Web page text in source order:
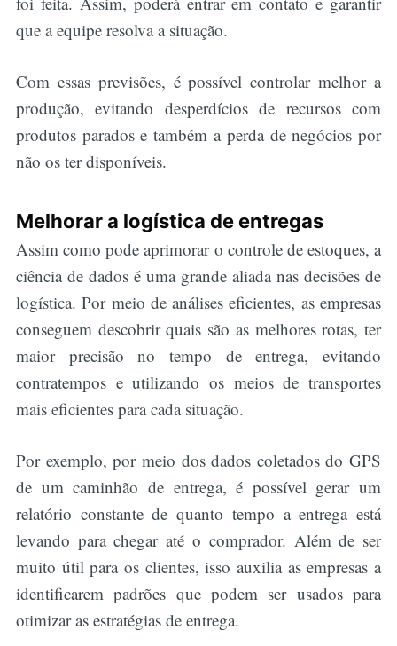
que a equipe resolva a situação.
Com essas previsões, é possível controlar melhor a
produção, evitando desperdícios de recursos com
produtos parados e também a perda de negócios por
não os ter disponíveis.
Melhorar a logística de entregas
Assim como pode aprimorar o controle de estoques, a
ciência de dados é uma grande aliada nas decisões de
logística. Por meio de análises eficientes, as empresas
conseguem descobrir quais são as melhores rotas, ter
maior precisão no tempo de entrega, evitando
contratempos e utilizando os meios de transportes
mais eficientes para cada situação.
Por exemplo, por meio dos dados coletados do GPS
de um caminhão de entrega, é possível gerar um
relatório constante de quanto tempo a entrega está
levando para chegar até o comprador. Além de ser
muito útil para os clientes, isso auxilia as empresas a
identificarem padrões que podem ser usados para
otimizar as estratégias de entrega.